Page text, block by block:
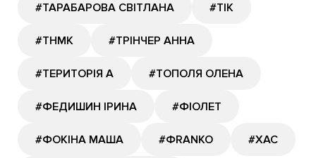
#ТАРАБАРОВА СВІТЛАНА #ТІК
#ТНМК #ТРІНЧЕР АННА
#ТЕРИТОРІЯ А #ТОПОЛЯ ОЛЕНА
#ФЕДИШИН ІРИНА #ФІОЛЕТ
#ФОКІНА МАША #ФRANKO #ХАС